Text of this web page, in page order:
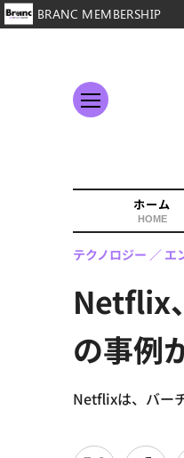
ホーム
HOME
Netflix
の事例
Netflixは、バー
テクノロジー エ
BRANC MEMBERSHIP